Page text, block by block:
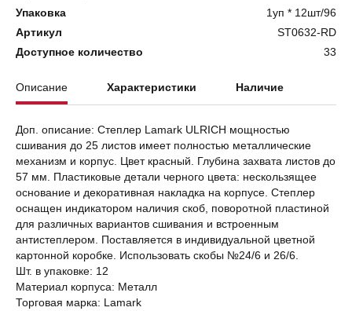
Упаковка
1уп * 12шт/96
Артикул
ST0632-RD
Доступное количество
33
Описание Характеристики Наличие
Доп. описание: Степлер Lamark ULRICH мощностью
сшивания до 25 листов имеет полностью металлические
механизм и корпус. Цвет красный. Глубина захвата листов до
57 мм. Пластиковые детали черного цвета: нескользящее
основание и декоративная накладка на корпусе. Степлер
оснащен индикатором наличия скоб, поворотной пластиной
для различных вариантов сшивания и встроенным
антистеплером. Поставляется в индивидуальной цветной
картонной коробке. Использовать скобы №24/6 и 26/6.
Шт. в упаковке: 12
Материал корпуса: Металл
Торговая марка: Lamark